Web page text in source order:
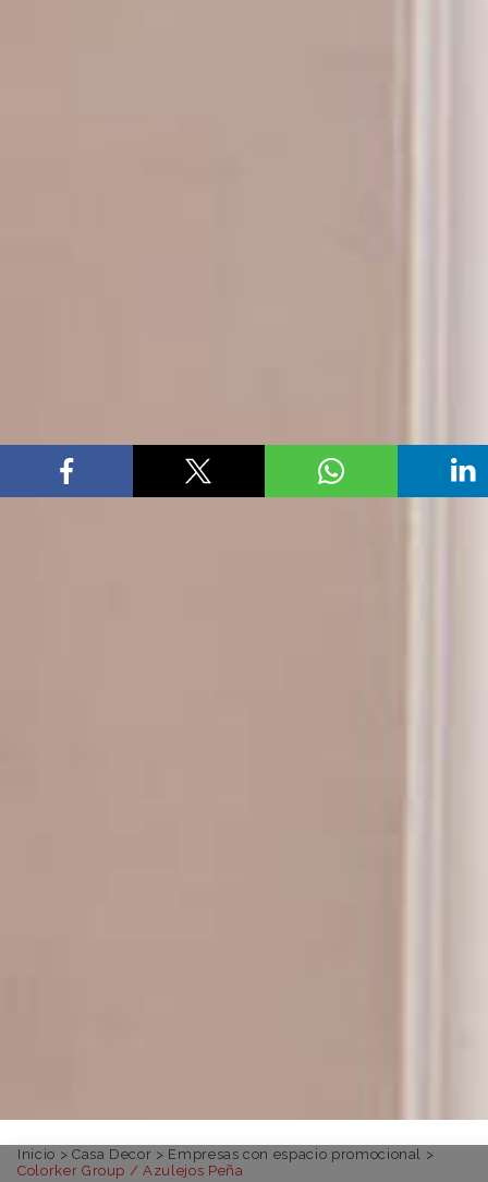
Inicio > Casa Decor > Empresas con espacio promocional
>
Colorker Group / Azulejos Peña